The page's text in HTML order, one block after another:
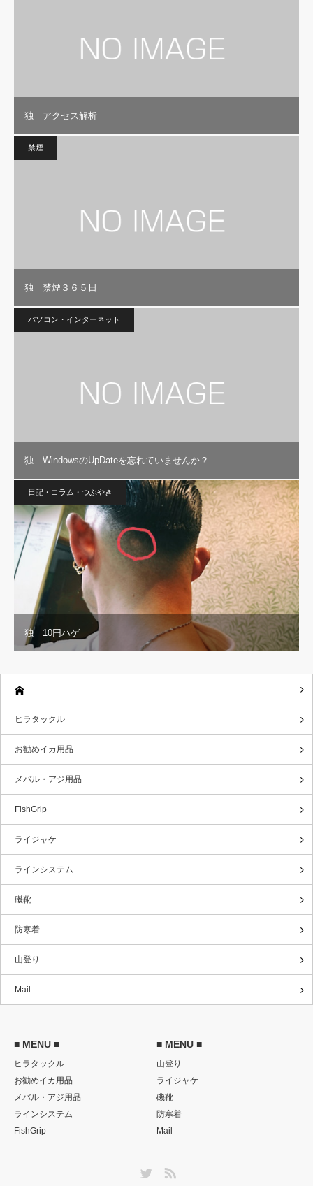
独 アクセス解析
禁煙
独 禁煙３６５日
パソコン・インターネット
独 WindowsのUpDateを忘れていませんか？
日記・コラム・つぶやき
独 10円ハゲ
ヒラタックル
お勧めイカ用品
メバル・アジ用品
FishGrip
ライジャケ
ラインシステム
磯靴
防寒着
山登り
Mail
■ MENU ■
ヒラタックル
お勧めイカ用品
メバル・アジ用品
ラインシステム
FishGrip
■ MENU ■
山登り
ライジャケ
磯靴
防寒着
Mail